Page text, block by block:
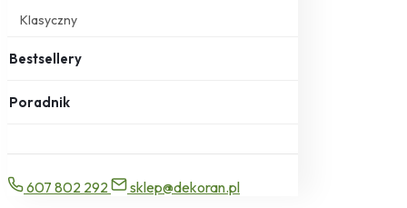
Klasyczny
Bestsellery
Poradnik
607 802 292
sklep@dekoran.pl